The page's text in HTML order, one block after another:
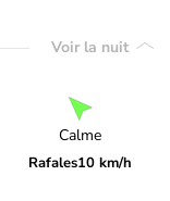
Voir la nuit
Calme
Rafales10 km/h